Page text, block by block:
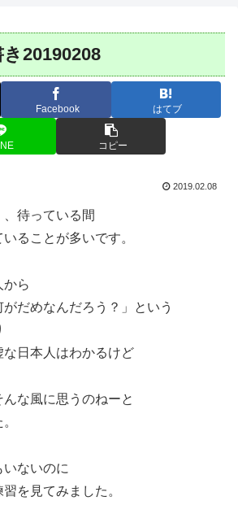
20190208
Facebook はてブ
コピー
2019.02.08
待っている間
ることが多いです。
から
がだめなんだろう？」という
な日本人はわかるけど
な風に思うのねーと
ないのに
を見てみました。